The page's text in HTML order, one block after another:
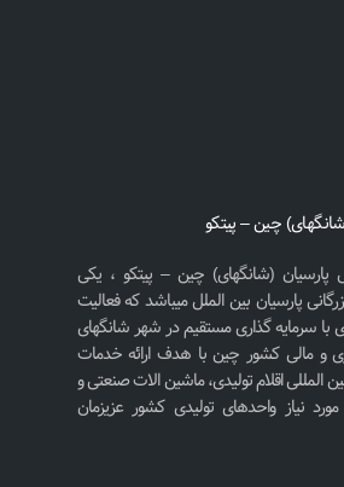
چین – پیتکو
پارسیان (شانگهای) چین – پیتکو ، یکی
پارسیان بین الملل میباشد که فعالیت
سال ۲۰۰۹ میلادی با سرمایه گذاری مستقیم در شهر شانگهای
و مالی کشور چین با هدف ارائه خدمات
المللی اقلام تولیدی، ماشین الات صنعتی و
مورد نیاز واحدهای تولیدی کشور عزیزمان